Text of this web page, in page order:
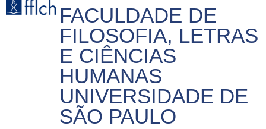
FACULDADE DE
FILOSOFIA, LETRAS
E CIÊNCIAS
HUMANAS
UNIVERSIDADE DE
SÃO PAULO